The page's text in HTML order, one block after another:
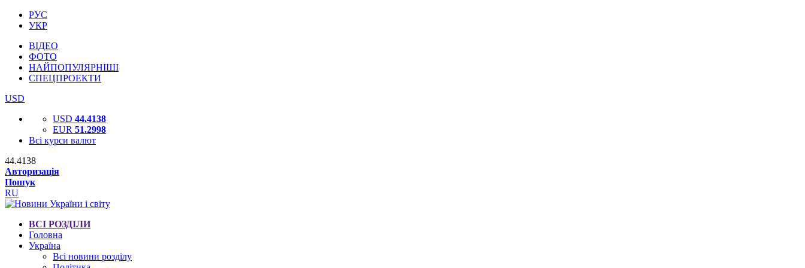
РУС
УКР
ВІДЕО
ФОТО
НАЙПОПУЛЯРНІШІ
СПЕЦПРОЕКТИ
USD
USD 44.4138
EUR 51.2998
Всі курси валют
44.4138
Авторизація
Пошук
RU
ВСІ РОЗДІЛИ
Головна
Україна
Всі новини розділу